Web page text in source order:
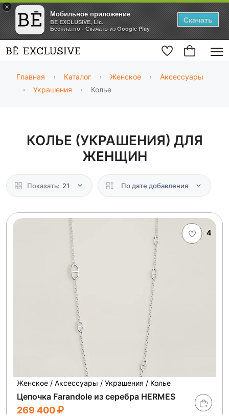
×
Мобильное приложение
BE EXCLUSIVE, Llc.
Бесплатно - Скачать из Google Play
Скачать
Главная Каталог Женское
Аксессуары
Украшения
Колье
КОЛЬЕ (УКРАШЕНИЯ) ДЛЯ
ЖЕНЩИН
Показать: 21 По дате добавления
4
Женское / Аксессуары / Украшения / Колье
Цепочка Farandole из серебра HERMES
269 400